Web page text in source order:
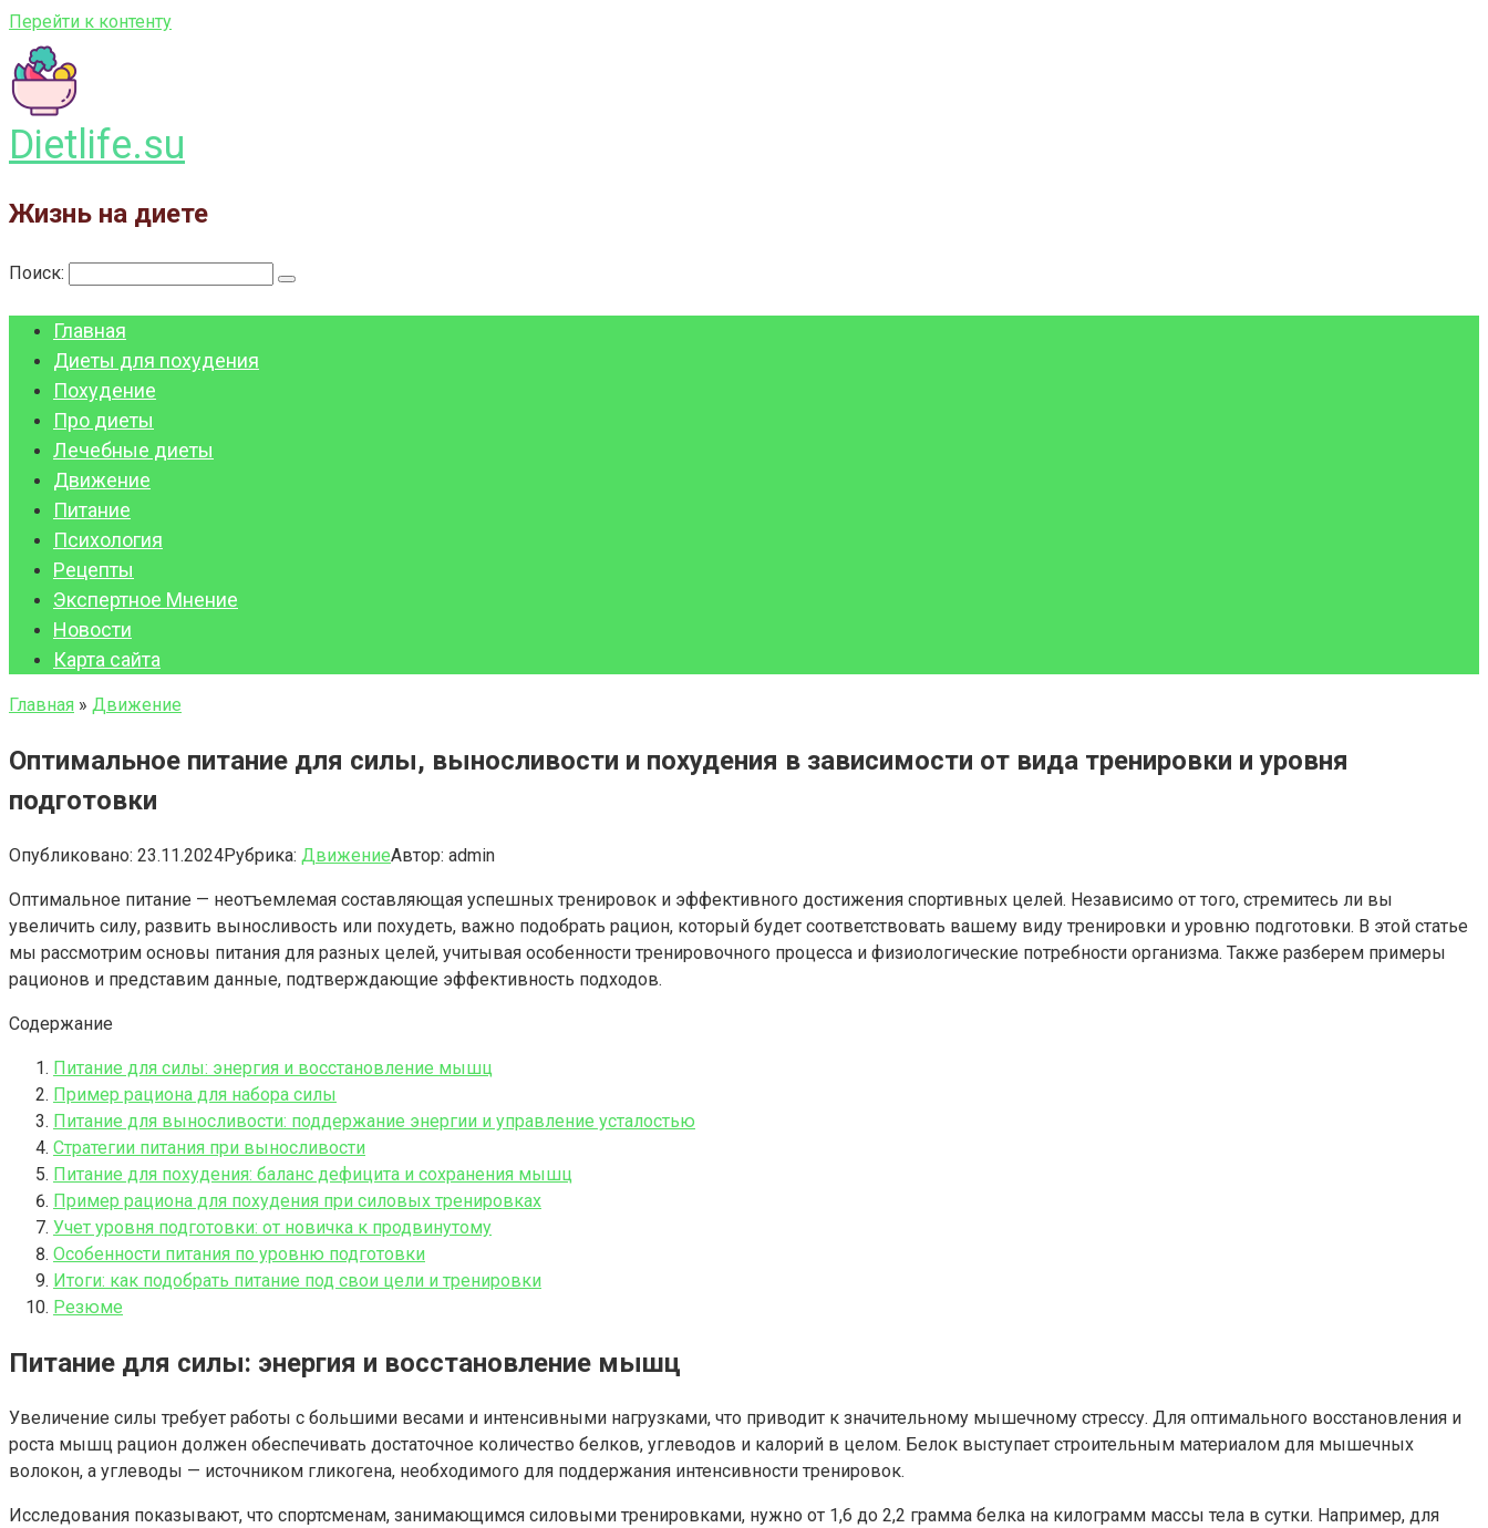
Перейти к контенту
Dietlife.su
Жизнь на диете
Поиск:
Главная
Диеты для похудения
Похудение
Про диеты
Лечебные диеты
Движение
Питание
Психология
Рецепты
Экспертное Мнение
Новости
Карта сайта
Главная » Движение
Оптимальное питание для силы, выносливости и похудения в зависимости от вида тренировки и уровня
подготовки
Опубликовано: 23.11.2024Рубрика: ДвижениеАвтор: admin
Оптимальное питание — неотъемлемая составляющая успешных тренировок и эффективного достижения спортивных целей. Независимо от того, стремитесь ли вы
увеличить силу, развить выносливость или похудеть, важно подобрать рацион, который будет соответствовать вашему виду тренировки и уровню подготовки. В этой статье
мы рассмотрим основы питания для разных целей, учитывая особенности тренировочного процесса и физиологические потребности организма. Также разберем примеры
рационов и представим данные, подтверждающие эффективность подходов.
Содержание
Питание для силы: энергия и восстановление мышц
Пример рациона для набора силы
Питание для выносливости: поддержание энергии и управление усталостью
Стратегии питания при выносливости
Питание для похудения: баланс дефицита и сохранения мышц
Пример рациона для похудения при силовых тренировках
Учет уровня подготовки: от новичка к продвинутому
Особенности питания по уровню подготовки
Итоги: как подобрать питание под свои цели и тренировки
Резюме
Питание для силы: энергия и восстановление мышц
Увеличение силы требует работы с большими весами и интенсивными нагрузками, что приводит к значительному мышечному стрессу. Для оптимального восстановления и
роста мышц рацион должен обеспечивать достаточное количество белков, углеводов и калорий в целом. Белок выступает строительным материалом для мышечных
волокон, а углеводы — источником гликогена, необходимого для поддержания интенсивности тренировок.
Исследования показывают, что спортсменам, занимающимся силовыми тренировками, нужно от 1,6 до 2,2 грамма белка на килограмм массы тела в сутки. Например, для